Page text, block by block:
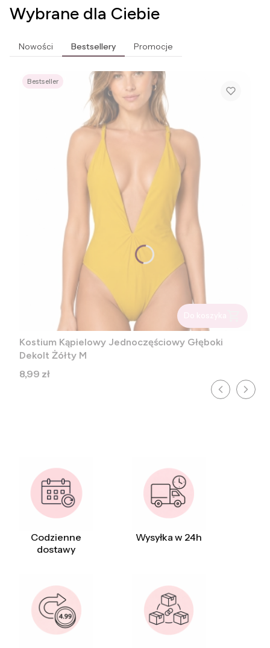
Wybrane dla Ciebie
Nowości Bestsellery Promocje
Bestseller
Kostium Kąpielowy Jednoczęściowy Głęboki
Dekolt Żółty M
Cena
8,99 zł
Codzienne
dostawy
Wysyłka w 24h